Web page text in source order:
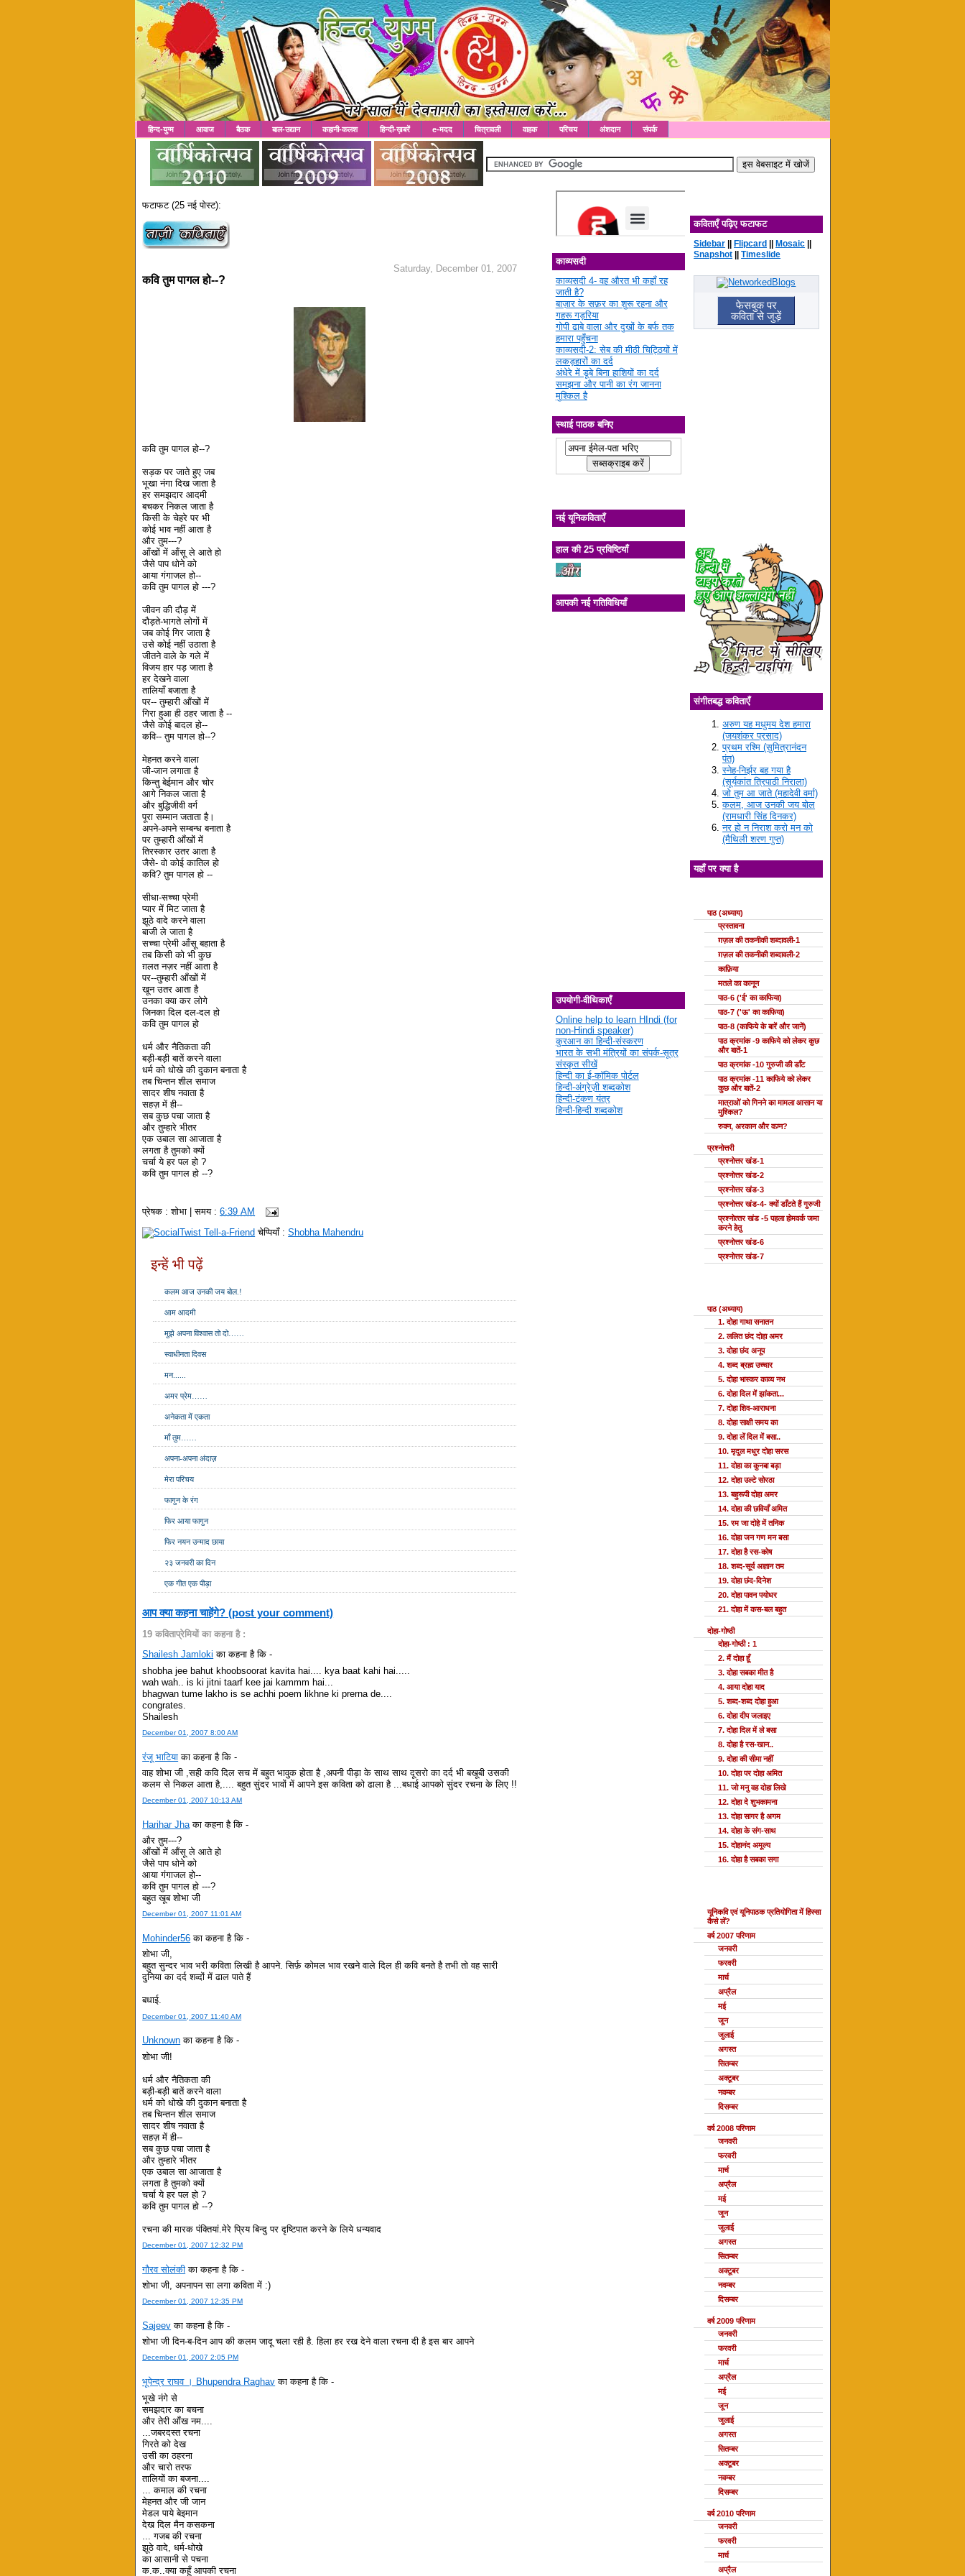
हिन्द-युग्म आवाज बैठक बाल-उद्यान कहानी-कलश हिन्दी-ख़बरें e-मदद चित्रावली वाहक परिचय अंशदान संपर्क
फटाफट (25 नई पोस्ट):
Saturday, December 01, 2007
कवि तुम पागल हो--?
कवि तुम पागल हो--?
सड़क पर जाते हुए जब
भूखा नंगा दिख जाता है
हर समझदार आदमी
बचकर निकल जाता है
किसी के चेहरे पर भी
कोई भाव नहीं आता है
और तुम---?
आँखों में आँसू ले आते हो
जैसे पाप धोने को
आया गंगाजल हो--
कवि तुम पागल हो ---?
जीवन की दौड़ में
दौड़ते-भागते लोगों में
जब कोई गिर जाता है
उसे कोई नहीं उठाता है
जीतने वाले के गले में
विजय हार पड़ जाता है
हर देखने वाला
तालियाँ बजाता है
पर-- तुम्हारी आँखों में
गिरा हुआ ही ठहर जाता है --
जैसे कोई बादल हो--
कवि-- तुम पागल हो--?
मेहनत करने वाला
जी-जान लगाता है
किन्तु बेईमान और चोर
आगे निकल जाता है
और बुद्धिजीवी वर्ग
पूरा सम्मान जताता है।
अपने-अपने सम्बन्ध बनाता है
पर तुम्हारी आँखों में
तिरस्कार उतर आता है
जैसे- वो कोई कातिल हो
कवि? तुम पागल हो --
सीधा-सच्चा प्रेमी
प्यार में मिट जाता है
झूठे वादे करने वाला
बाजी ले जाता है
सच्चा प्रेमी आँसू बहाता है
तब किसी को भी कुछ
ग़लत नज़र नहीं आता है
पर--तुम्हारी आँखों में
खून उतर आता है
उनका क्या कर लोगे
जिनका दिल दल-दल हो
कवि तुम पागल हो
धर्म और नैतिकता की
बड़ी-बड़ी बातें करने वाला
धर्म को धोखे की दुकान बनाता है
तब चिन्तन शील समाज
सादर शीष नवाता है
सहज़ में ही--
सब कुछ पचा जाता है
और तुम्हारे भीतर
एक उबाल सा आजाता है
लगता है तुमको क्यों
चर्चा ये हर पल हो ?
कवि तुम पागल हो --?
प्रेषक :शोभा | समय :6:39 AM
चेप्पियाँ :Shobha Mahendru
इन्हें भी पढ़ें
कलम आज उनकी जय बोल.!
आम आदमी
मुझे अपना विश्वास तो दो……
स्वाधीनता दिवस
मन......
अमर प्रेम……
अनेकता में एकता
माँ तुम……
अपना-अपना अंदाज़
मेरा परिचय
फागुन के रंग
फिर आया फागुन
फिर नयन उन्माद छाया
२३ जनवरी का दिन
एक गीत एक पीड़ा
आप क्या कहना चाहेंगे? (post your comment)
19 कविताप्रेमियों का कहना है :
Shailesh Jamloki का कहना है कि -
shobha jee bahut khoobsoorat kavita hai.... kya baat kahi hai.....
wah wah.. is ki jitni taarf kee jai kammm hai...
bhagwan tume lakho is se achhi poem likhne ki prerna de....
congrates.
Shailesh
December 01, 2007 8:00 AM
रंजू भाटिया का कहना है कि -
वाह शोभा जी ,सही कवि दिल सच में बहुत भावुक होता है ,अपनी पीड़ा के साथ साथ दूसरो का दर्द भी बखूबी उसकी
कलम से निकल आता है,.... बहुत सुंदर भावों में आपने इस कविता को ढाला है ...बधाई आपको सुंदर रचना के लिए !!
December 01, 2007 10:13 AM
Harihar Jha का कहना है कि -
और तुम---?
आँखों में आँसू ले आते हो
जैसे पाप धोने को
आया गंगाजल हो--
कवि तुम पागल हो ---?
बहुत खूब शोभा जी
December 01, 2007 11:01 AM
Mohinder56 का कहना है कि -
शोभा जी,
बहुत सुन्दर भाव भरी कविता लिखी है आपने. सिर्फ़ कोमल भाव रखने वाले दिल ही कवि बनते है तभी तो वह सारी
दुनिया का दर्द शव्दों में ढाल पाते हैं
बधाई.
December 01, 2007 11:40 AM
Unknown का कहना है कि -
शोभा जी!
धर्म और नैतिकता की
बड़ी-बड़ी बातें करने वाला
धर्म को धोखे की दुकान बनाता है
तब चिन्तन शील समाज
सादर शीष नवाता है
सहज़ में ही--
सब कुछ पचा जाता है
और तुम्हारे भीतर
एक उबाल सा आजाता है
लगता है तुमको क्यों
चर्चा ये हर पल हो ?
कवि तुम पागल हो --?
रचना की मारक पंक्तियां.मेरे प्रिय बिन्दु पर दृष्टिपात करने के लिये धन्यवाद
December 01, 2007 12:32 PM
गौरव सोलंकी का कहना है कि -
शोभा जी, अपनापन सा लगा कविता में :)
December 01, 2007 12:35 PM
Sajeev का कहना है कि -
शोभा जी दिन-ब-दिन आप की कलम जादू चला रही है. हिला हर रख देने वाला रचना दी है इस बार आपने
December 01, 2007 2:05 PM
भूपेन्द्र राघव । Bhupendra Raghav का कहना है कि -
भूखे नंगे से
समझदार का बचना
और तेरी आँख नम....
...जबरदस्त रचना
गिरते को देख
उसी का ठहरना
और चारो तरफ
तालियों का बजना....
... कमाल की रचना
मेहनत और जी जान
मेडल पाये बेइमान
देख दिल मैन कसकना
... गजब की रचना
झूठे वादे, धर्म-धोखे
का आसानी से पचना
क.क..क्या कहूँ आपकी रचना
काव्यसदी
काव्यसदी 4- वह औरत भी कहाँ रह
जाती है?
बाज़ार के सफ़र का शुरू रहना और
गहरू गड़रिया
गोपी ढाबे वाला और दुखों के बर्फ तक
हमारा पहुँचना
काव्यसदी-2: सेब की मीठी चिट्ठियों में
लकड़हारों का दर्द
अंधेरे में डूबे बिना हाशियों का दर्द
समझना और पानी का रंग जानना
मुश्किल है
स्थाई पाठक बनिए
नई यूनिकविताएँ
हाल की 25 प्रविष्टियाँ
आपकी नई गतिविधियाँ
उपयोगी-वीथिकाएँ
Online help to learn HIndi (for
non-Hindi speaker)
कुरआन का हिन्दी-संस्करण
भारत के सभी मंत्रियों का संपर्क-सूत्र
संस्कृत सीखें
हिन्दी का ई-कॉमिक पोर्टल
हिन्दी-अंग्रेज़ी शब्दकोश
हिन्दी-टंकण यंत्र
हिन्दी-हिन्दी शब्दकोश
कविताएँ पढ़िए फटाफट
Sidebar ||Flipcard ||Mosaic ||
Snapshot ||Timeslide
फेसबुक पर
कविता से जुड़ें
संगीतबद्ध कविताएँ
अरुण यह मधुमय देश हमारा
(जयशंकर प्रसाद)
प्रथम रश्मि (सुमित्रानंदन
पंत)
स्नेह-निर्झर बह गया है
(सूर्यकांत त्रिपाठी निराला)
जो तुम आ जाते (महादेवी वर्मा)
कलम, आज उनकी जय बोल
(रामधारी सिंह दिनकर)
नर हो न निराश करो मन को
(मैथिली शरण गुप्त)
यहाँ पर क्या है
पाठ (अध्याय)
प्रस्तावना
ग़ज़ल की तकनीकी शब्दावली-1
ग़ज़ल की तकनीकी शब्दावली-2
काफ़िया
मतले का कानून
पाठ-6 ('ई' का काफिया)
पाठ-7 ('ऊ' का काफिया)
पाठ-8 (काफिये के बारें और जानें)
पाठ क्रमांक -9 काफिये को लेकर कुछ
और बातें-1
पाठ क्रमांक -10 गुरुजी की डाँट
पाठ क्रमांक -11 काफिये को लेकर
कुछ और बातें-2
मात्राओं को गिनने का मामला आसान या
मुश्किल?
रुक्न, अरकान और वज़्न?
प्रश्नोत्तरी
प्रश्नोत्तर खंड-1
प्रश्नोत्तर खंड-2
प्रश्नोत्तर खंड-3
प्रश्नोत्तर खंड-4- क्यों डाँटते हैं गुरुजी
प्रश्‍नोत्‍तर खंड -5 पहला होमवर्क जमा
करने हेतु
प्रश्नोत्तर खंड-6
प्रश्नोत्तर खंड-7
पाठ (अध्याय)
1. दोहा गाथा सनातन
2. ललित छंद दोहा अमर
3. दोहा छंद अनूप
4. शब्द ब्रह्म उच्चार
5. दोहा भास्कर काव्य नभ
6. दोहा दिल में झांकता...
7. दोहा शिव-आराधना
8. दोहा साक्षी समय का
9. दोहा लें दिल में बसा..
10. मृदुल मधुर दोहा सरस
11. दोहा का कुनबा बड़ा
12. दोहा उल्टे सोरठा
13. बहुरूपी दोहा अमर
14. दोहा की छवियाँ अमित
15. रम जा दोहे में तनिक
16. दोहा जन गण मन बसा
17. दोहा है रस-कोष
18. शब्द-सूर्य अज्ञान तम
19. दोहा छंद-दिनेश
20. दोहा पावन पयोधर
21. दोहा में कस-बल बहुत
दोहा-गोष्ठी
दोहा-गोष्ठी : 1
2. मैं दोहा हूँ
3. दोहा सबका मीत है
4. आया दोहा याद
5. शब्द-शब्द दोहा हुआ
6. दोहा दीप जलाइए
7. दोहा दिल में ले बसा
8. दोहा है रस-खान..
9. दोहा की सीमा नहीं
10. दोहा पर दोहा अमित
11. जो मनु वह दोहा लिखे
12. दोहा दे शुभकामना
13. दोहा सागर है अगम
14. दोहा के संग-साथ
15. दोहानंद अमूल्य
16. दोहा है सबका सगा
यूनिकवि एवं यूनिपाठक प्रतियोगिता में हिस्सा
कैसे लें?
वर्ष 2007 परिणाम
जनवरी
फरवरी
मार्च
अप्रैल
मई
जून
जुलाई
अगस्त
सितम्बर
अक्टूबर
नवम्बर
दिसम्बर
वर्ष 2008 परिणाम
जनवरी
फरवरी
मार्च
अप्रैल
मई
जून
जुलाई
अगस्त
सितम्बर
अक्टूबर
नवम्बर
दिसम्बर
वर्ष 2009 परिणाम
जनवरी
फरवरी
मार्च
अप्रैल
मई
जून
जुलाई
अगस्त
सितम्बर
अक्टूबर
नवम्बर
दिसम्बर
वर्ष 2010 परिणाम
जनवरी
फरवरी
मार्च
अप्रैल